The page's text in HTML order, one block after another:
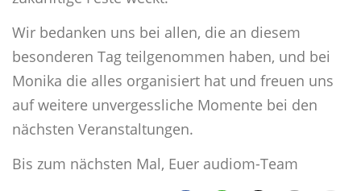
Wir bedanken uns bei allen, die an diesem
besonderen Tag teilgenommen haben, und bei
Monika die alles organisiert hat und freuen uns
auf weitere unvergessliche Momente bei den
nächsten Veranstaltungen.
Bis zum nächsten Mal, Euer audiom-Team